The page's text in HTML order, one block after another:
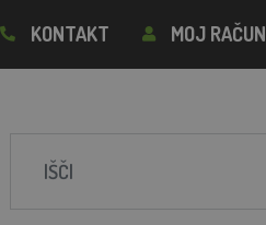
KONTAKT MOJ RAČUN